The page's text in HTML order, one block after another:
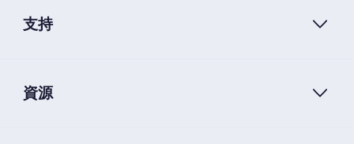
支持
資源